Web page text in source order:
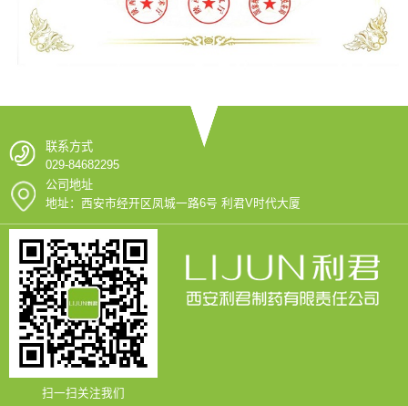
联系方式
029-84682295
公司地址
地址：西安市经开区凤城一路6号 利君V时代大厦
扫一扫关注我们